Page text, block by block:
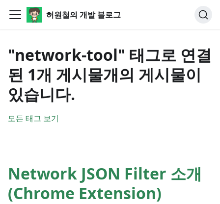
허원철의 개발 블로그
"network-tool" 태그로 연결
된 1개 게시물개의 게시물이
있습니다.
모든 태그 보기
Network JSON Filter 소개
(Chrome Extension)